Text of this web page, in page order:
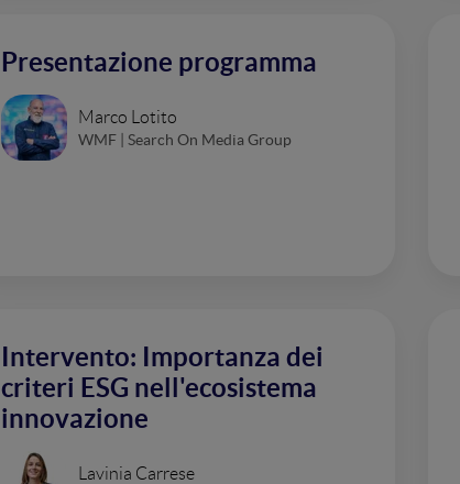
Presentazione programma
Marco Lotito
WMF | Search On Media Group
Intervento: Importanza dei
criteri ESG nell'ecosistema
innovazione
Lavinia Carrese